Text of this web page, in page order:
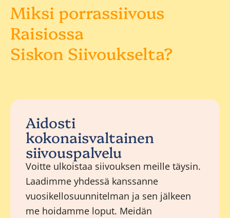
Miksi porrassiivous
Raisiossa
Siskon Siivoukselta?
Aidosti
kokonaisvaltainen
siivouspalvelu
Voitte ulkoistaa siivouksen meille täysin.
Laadimme yhdessä kanssanne
vuosikellosuunnitelman ja sen jälkeen
me hoidamme loput. Meidän